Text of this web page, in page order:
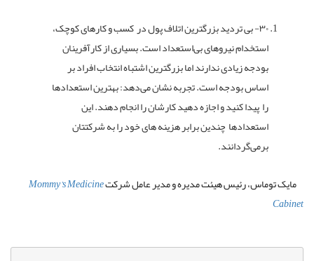
۳۰- بی تردید بزرگترین اتلاف پول در کسب و کارهای کوچک،
استخدام نیروهای بی‌استعداد است. بسیاری از کارآفرینان
بودجه زیادی ندارند اما بزرگترین اشتباه انتخاب افراد بر
اساس بودجه است. تجربه نشان می‌دهد: بهترین استعدادها
را پیدا کنید و اجازه دهید کارشان را انجام دهند. این
استعدادها چندین برابر هزینه های خود را به شرکتتان
برمی‌گردانند.
مایک توماس، رئیس هیئت مدیره و مدیر عامل شرکتMommy’s Medicine
Cabinet